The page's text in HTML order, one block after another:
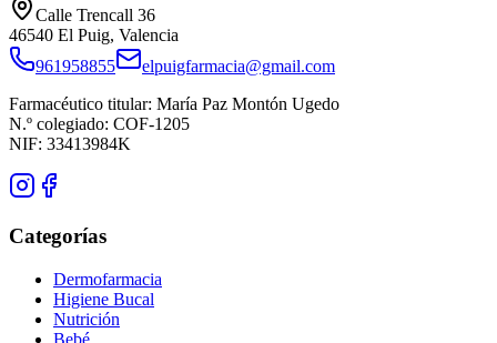
Calle Trencall 36
46540 El Puig, Valencia
961958855
elpuigfarmacia@gmail.com
Farmacéutico titular: María Paz Montón Ugedo
N.º colegiado: COF-1205
NIF: 33413984K
Categorías
Dermofarmacia
Higiene Bucal
Nutrición
Bebé